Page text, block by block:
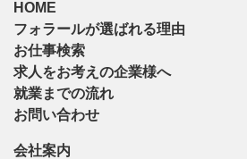
HOME
フォラールが選ばれる理由
お仕事検索
求人をお考えの企業様へ
就業までの流れ
お問い合わせ
会社案内